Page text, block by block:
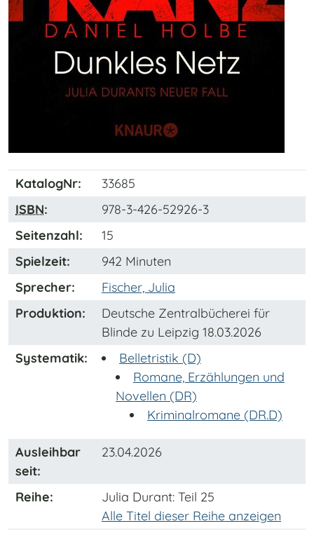
KatalogNr:
33685
ISBN:
978-3-426-52926-3
Seitenzahl:
15
Spielzeit:
942 Minuten
Sprecher:
Fischer, Julia
Produktion:
Deutsche Zentralbücherei für
Blinde zu Leipzig 18.03.2026
Systematik:
Belletristik (D)
Romane, Erzählungen und
Novellen (DR)
Kriminalromane (DR.D)
Ausleihbar
seit:
23.04.2026
Reihe: Julia Durant: Teil 25
Alle Titel dieser Reihe anzeigen